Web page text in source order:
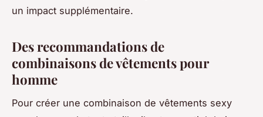
un impact supplémentaire.
Des recommandations de
combinaisons de vêtements pour
homme
Pour créer une combinaison de vêtements sexy